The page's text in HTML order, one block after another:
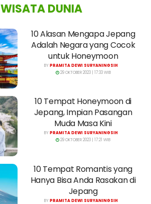
WISATA DUNIA
10 Alasan Mengapa Jepang
Adalah Negara yang Cocok
untuk Honeymoon
BYPRAMITA DEWI SURYANINGSIH
29 OKTOBER 2023 | 17:33 WIB
10 Tempat Honeymoon di
Jepang, Impian Pasangan
Muda Masa Kini
BYPRAMITA DEWI SURYANINGSIH
29 OKTOBER 2023 | 17:21 WIB
10 Tempat Romantis yang
Hanya Bisa Anda Rasakan di
Jepang
BYPRAMITA DEWI SURYANINGSIH